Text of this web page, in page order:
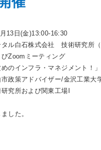
13日(金)13:00-16:30
ル白石株式会社 技術研究所（
ミーティング
のインフラ・マネジメント！
ドバイザー/金沢工業大学
究所および関東工場I
した。